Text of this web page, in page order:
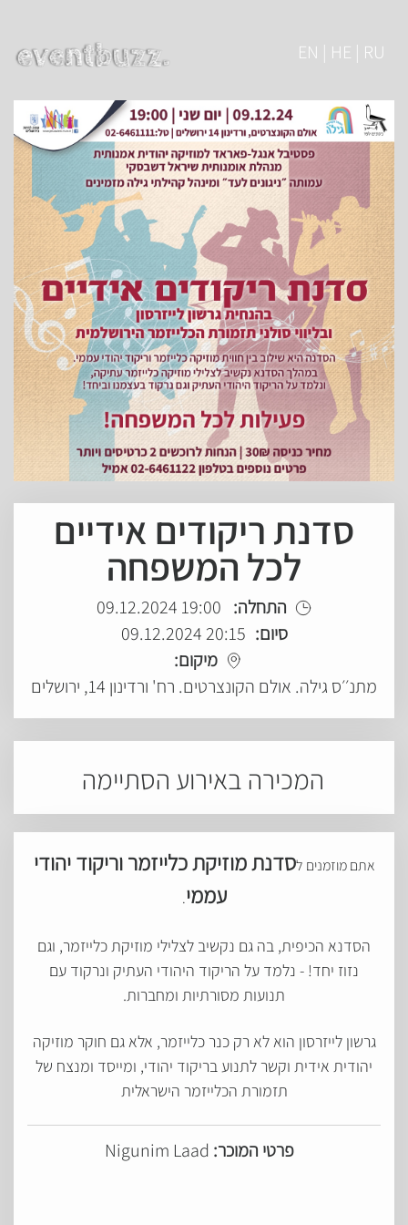
EN | HE | RU
סדנת ריקודים אידיים
לכל המשפחה
התחלה: 19:00 09.12.2024
סיום: 20:15 09.12.2024
מיקום:
מתנ׳׳ס גילה. אולם הקונצרטים. רח' ורדינון 14, ירושלים
המכירה באירוע הסתיימה
אתם מוזמנים לסדנת מוזיקת כלייזמר וריקוד יהודי
עממי.
הסדנא הכיפית, בה גם נקשיב לצלילי מוזיקת כלייזמר, וגם
נזוז יחד! - נלמד על הריקוד היהודי העתיק ונרקוד עם
תנועות מסורתיות ומחברות.
גרשון לייזרסון הוא לא רק כנר כלייזמר, אלא גם חוקר מוזיקה
יהודית אידית וקשר לתנוע בריקוד יהודי, ומייסד ומנצח של
תזמורת הכלייזמר הישראלית
פרטי המוכר: Nigunim Laad